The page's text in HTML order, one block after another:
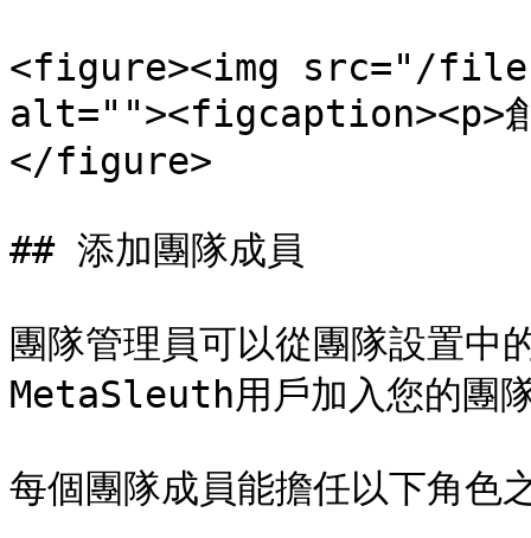
<figure><img src="/files/
alt=""><figcaption><p>
</figure>
## 添加團隊成員
團隊管理員可以從團隊設置中
MetaSleuth用戶加入您的團
每個團隊成員能擔任以下角色